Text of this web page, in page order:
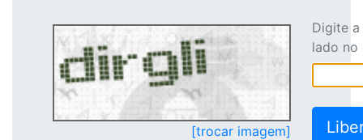
[trocar imagem]
Digite
lado no